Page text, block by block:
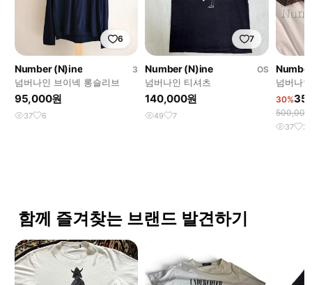
6
Number (N)ine
3
넘버나인 브이넥 롱슬리브
95,000원
37 6
7
Number (N)ine
OS
넘버나인 티셔츠
140,000원
49 7
넘버나
30%
500,000
37 2
함께 즐겨찾는 브랜드 발견하기